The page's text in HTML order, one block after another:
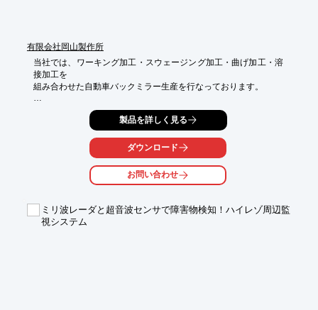
有限会社岡山製作所
当社では、ワーキング加工・スウェージング加工・曲げ加工・溶
接加工を
組み合わせた自動車バックミラー生産を行なっております。
左右どちらのミラーもドライバーの目線からよく見え、適確な運
つながるよう、取り付けを工夫しております。
また、パイプ部分も曲げカーブが微妙に異なるなど、左右非対称
図面通りに忠実に製造するのも当然ですが、常にドライバー目線
メーカーに積極的に提案し厚い信頼を得てまいりました。
【主要製品】
製品を詳しく見る
ダウンロード
お問い合わせ
ミリ波レーダと超音波センサで障害物検知！ハイレゾ周辺監
視システム